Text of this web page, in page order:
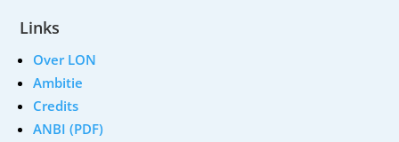
Links
Over LON
Ambitie
Credits
ANBI (PDF)